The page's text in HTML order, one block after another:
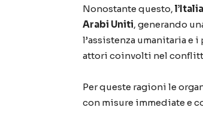
Nonostante questo,
Arabi Uniti, generando
l’assistenza umanitaria
attori coinvolti nel
Per queste ragioni le
con misure immediate e